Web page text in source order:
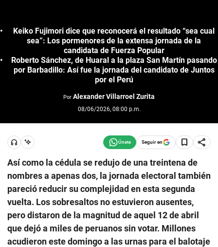
Keiko Fujimori dice que reconocerá el resultado “sea cual
sea”: Los pormenores de la extensa jornada de la
candidata de Fuerza Popular
Roberto Sánchez, de Huaral a la plaza San Martín pasando
por Barbadillo: Así fue la jornada del candidato de Juntos
por el Perú
Por Alexander Villarroel Zurita
08/06/2026, 08:00 p.m.
Seguir en
Así como la cédula se redujo de una treintena de
nombres a apenas dos, la jornada electoral también
pareció reducir su complejidad en esta segunda
vuelta. Los sobresaltos no estuvieron ausentes,
pero distaron de la magnitud de aquel 12 de abril
que dejó a miles de peruanos sin votar. Millones
acudieron este domingo a las urnas para el balotaje